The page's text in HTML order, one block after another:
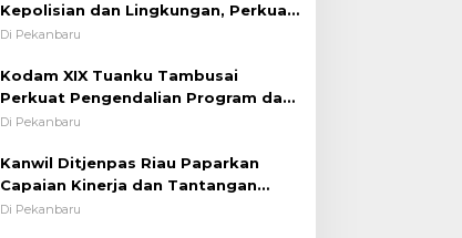
Kepolisian dan Lingkungan, Perkuat
Green Policing Berbasis Riset
Di Pekanbaru
Kodam XIX Tuanku Tambusai
Perkuat Pengendalian Program dan
Implementasi Doktrin TNI AD
Di Pekanbaru
Kanwil Ditjenpas Riau Paparkan
Capaian Kinerja dan Tantangan
Pemasyarakatan dalam RDP
Di Pekanbaru